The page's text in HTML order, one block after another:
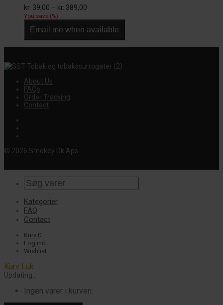
kr. 39,00 – kr. 389,00
kr. 389,00
You save (%)
Email me when available
About Us
FAQs
Order Tracking
Contact
© 2026 Smokey Dk Aps
Kategorier
FAQ
Contact
Kurv 0
Log ind
Wishlist
Kurv Luk
Updating…
Ingen varer i kurven.